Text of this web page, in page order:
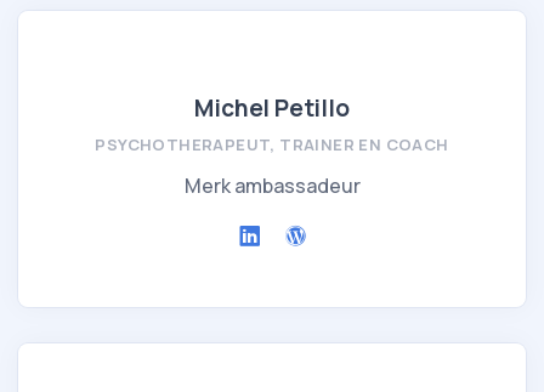
Michel Petillo
PSYCHOTHERAPEUT, TRAINER EN COACH
Merk ambassadeur